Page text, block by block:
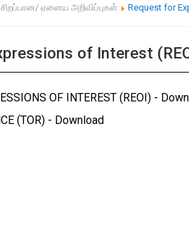
சிறப்பான/ ஏனைய அறிவிப்புகள் Request for
of Interest
OF INTEREST (REOI) -
(TOR) - Download